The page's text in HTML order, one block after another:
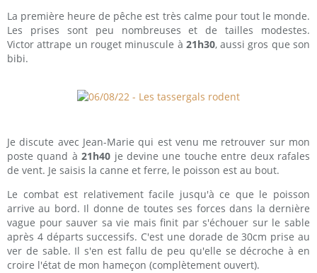
La première heure de pêche est très calme pour tout le monde.
Les prises sont peu nombreuses et de tailles modestes.
Victor attrape un rouget minuscule à 21h30, aussi gros que son
bibi.
Je discute avec Jean-Marie qui est venu me retrouver sur mon
poste quand à21h40 je devine une touche entre deux rafales
de vent. Je saisis la canne et ferre, le poisson est au bout.
Le combat est relativement facile jusqu'à ce que le poisson
arrive au bord. Il donne de toutes ses forces dans la dernière
vague pour sauver sa vie mais finit par s'échouer sur le sable
après 4 départs successifs. C'est une dorade de 30cm prise au
ver de sable. Il s'en est fallu de peu qu'elle se décroche à en
croire l'état de mon hameçon (complètement ouvert).